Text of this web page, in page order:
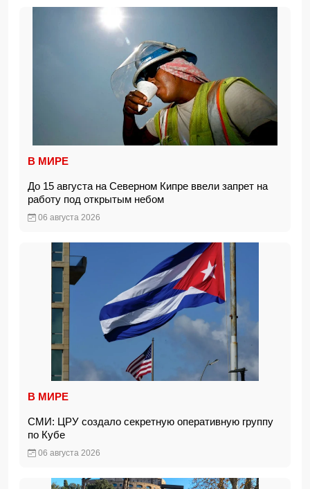
В МИРЕ
До 15 августа на Северном Кипре ввели запрет на
работу под открытым небом
06 августа 2026
В МИРЕ
СМИ: ЦРУ создало секретную оперативную группу
по Кубе
06 августа 2026